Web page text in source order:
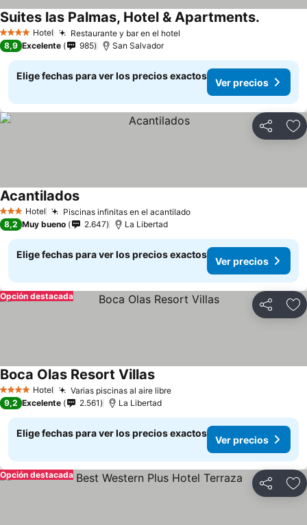
4 EstrellasHotel Restaurante y bar en el hotel
Suites las Palmas, Hotel & Apartments.
8,9 Excelente 985 San Salvador
Elige fechas para ver los precios exactos
Ver precios
Compartir
3 Estrellas
Hotel Piscinas infinitas en el acantiladoVer precios
AcantiladosVer precios
8,2 Muy bueno 2.647 La Libertad
Elige fechas para ver los precios exactos
Ver precios
Compartir
Opción destacada
4 EstrellasHotel Varias piscinas al aire libreVer precios
Boca Olas Resort VillasVer precios
9,2 Excelente 2.561 La Libertad
Elige fechas para ver los precios exactos
Ver precios
Compartir
Opción destacada